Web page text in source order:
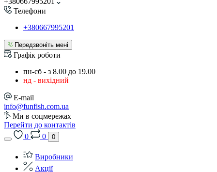
Телефони
+380667995201
Передзвоніть мені
Графік роботи
пн-сб - з 8.00 до 19.00
нд - вихідний
E-mail
info@funfish.com.ua
Ми в соцмережах
Перейти до контактів
0
0 0
Виробники
Акції